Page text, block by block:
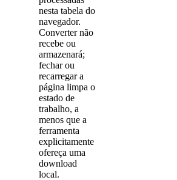
nesta tabela do
navegador.
Converter não
recebe ou
armazenará;
fechar ou
recarregar a
página limpa o
estado de
trabalho, a
menos que a
ferramenta
explicitamente
ofereça uma
download
local.